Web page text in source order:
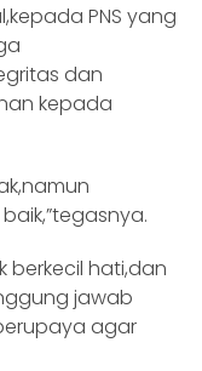
PNS yang
dan
kepada
berkecil hati,dan
jawab
agar